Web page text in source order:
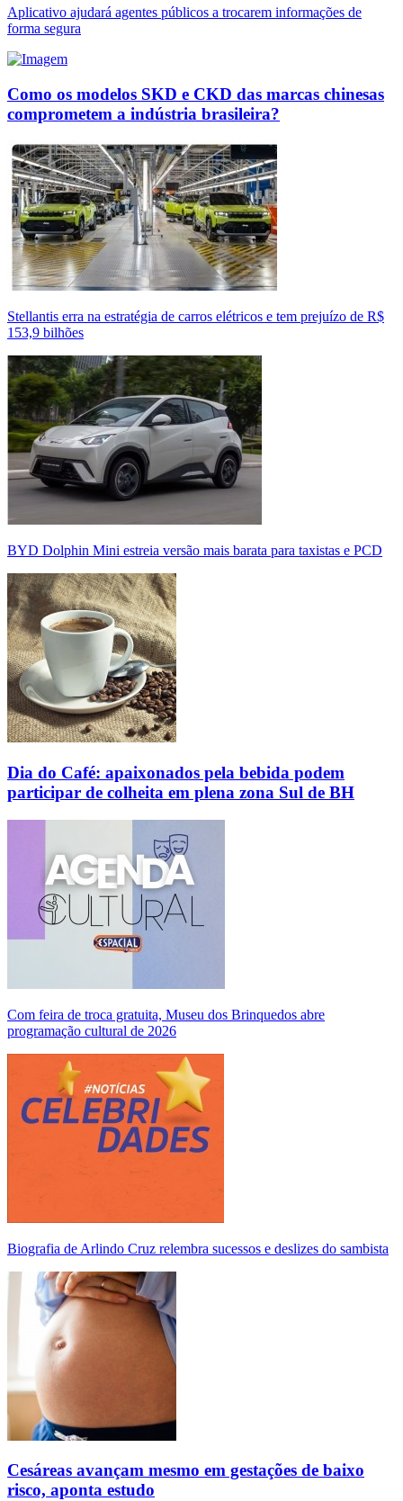
Aplicativo ajudará agentes públicos a trocarem informações de
forma segura
Como os modelos SKD e CKD das marcas chinesas
comprometem a indústria brasileira?
Stellantis erra na estratégia de carros elétricos e tem prejuízo de R$
153,9 bilhões
BYD Dolphin Mini estreia versão mais barata para taxistas e PCD
Dia do Café: apaixonados pela bebida podem
participar de colheita em plena zona Sul de BH
Com feira de troca gratuita, Museu dos Brinquedos abre
programação cultural de 2026
Biografia de Arlindo Cruz relembra sucessos e deslizes do sambista
Cesáreas avançam mesmo em gestações de baixo
risco, aponta estudo